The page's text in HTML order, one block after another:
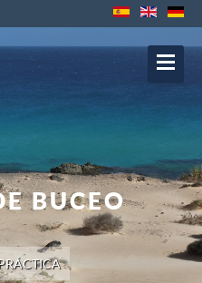
Aviso Legal
BUCEO